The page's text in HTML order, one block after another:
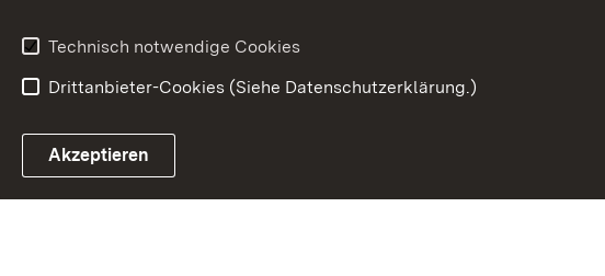
Technisch notwendige Cookies
Drittanbieter-Cookies (Siehe Datenschutzerklärung.)
Akzeptieren